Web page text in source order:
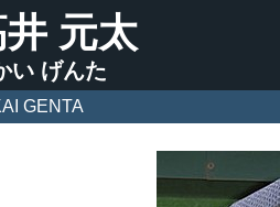
元太
い げんた
GENTA